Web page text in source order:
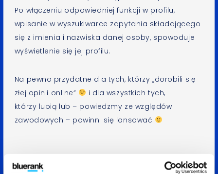
Po włączeniu odpowiedniej funkcji w profilu,
wpisanie w wyszukiwarce zapytania składającego
się z imienia i nazwiska danej osoby, spowoduje
wyświetlenie się jej profilu.
Na pewno przydatne dla tych, którzy „dorobili się
złej opinii online”
i dla wszystkich tych,
którzy lubią lub – powiedzmy ze względów
zawodowych – powinni się lansować
—
Aneta Mitko